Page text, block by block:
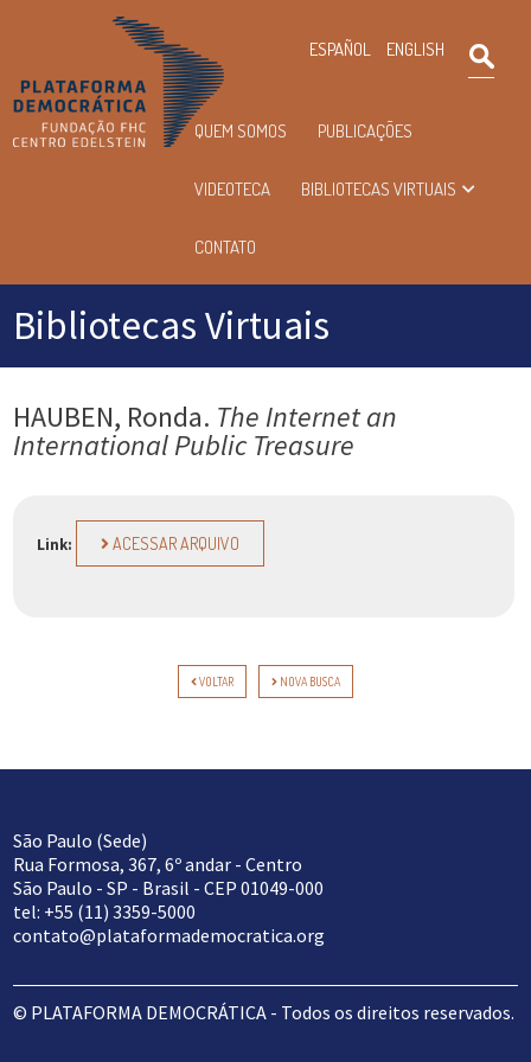
ESPAÑOL ENGLISH
Menu
principal
QUEM SOMOS PUBLICAÇÕES
VIDEOTECA BIBLIOTECAS VIRTUAIS
CONTATO
Bibliotecas Virtuais
HAUBEN, Ronda. The Internet an
International Public Treasure
Link: ACESSAR ARQUIVO
VOLTAR NOVA BUSCA
São Paulo (Sede)
Rua Formosa, 367, 6º andar - Centro
São Paulo - SP - Brasil - CEP 01049-000
tel: +55 (11) 3359-5000
contato@plataformademocratica.org
© PLATAFORMA DEMOCRÁTICA - Todos os direitos reservados.